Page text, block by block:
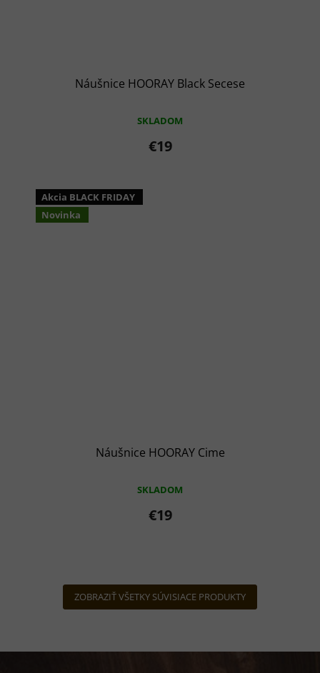
Náušnice HOORAY Black Secese
SKLADOM
€19
Akcia BLACK FRIDAY
Novinka
Náušnice HOORAY Cime
SKLADOM
€19
ZOBRAZIŤ VŠETKY SÚVISIACE PRODUKTY
Z